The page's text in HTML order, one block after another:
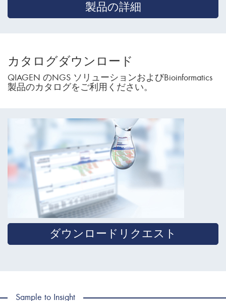
製品の詳細
カタログダウンロード
QIAGEN のNGS ソリューションおよびBioinformatics
製品のカタログをご利用ください。
ダウンロードリクエスト
Sample to Insight